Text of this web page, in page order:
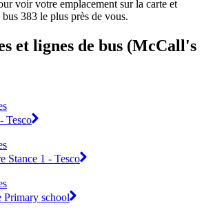
voir votre emplacement sur la carte et
383 le plus près de vous.
et lignes de bus (McCall's
Tesco
Stance 1 - Tesco
Primary school